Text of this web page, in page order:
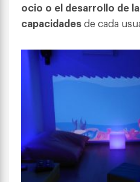
ocio o el desarrollo de
capacidadesde cada